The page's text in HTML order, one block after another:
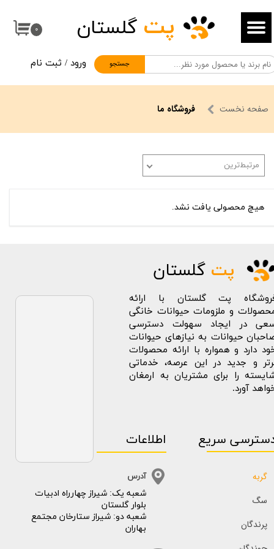
۰
جستجو
پت گلستان
ورود / ثبت نام
حساب کاربری من
تغییر گذر واژه
سفارشات
خروج از حساب کاربری
صفحه نخست فروشگاه ما
مرتبط‌ترین
هیچ محصولی یافت نشد.
پت گلستان
پت گلستان با ارائه
و ملزومات حیوانات خانگی
در ایجاد سهولت دسترسی
حیوانات به نیازهای حیوانات
دارد و همواره با ارائه محصولات
و جدید در این عرصه، خدماتی
را برای مشتریان به ارمغان
آورد.
سریع
گربه
سگ
پرندگان
​​شعبه یک: شیراز چهارراه ادبیات
بلوار گلستان
شعبه دو: شیراز ستارخان مجتمع
بهاران
اطلاعات
آدرس